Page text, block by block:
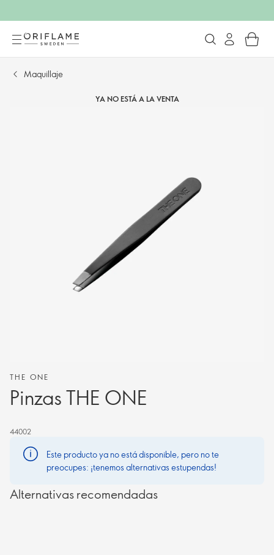
Maquillaje
YA NO ESTÁ A LA VENTA
THE ONE
Pinzas THE ONE
44002
Este producto ya no está disponible, pero no te
preocupes: ¡tenemos alternativas estupendas!
Alternativas recomendadas